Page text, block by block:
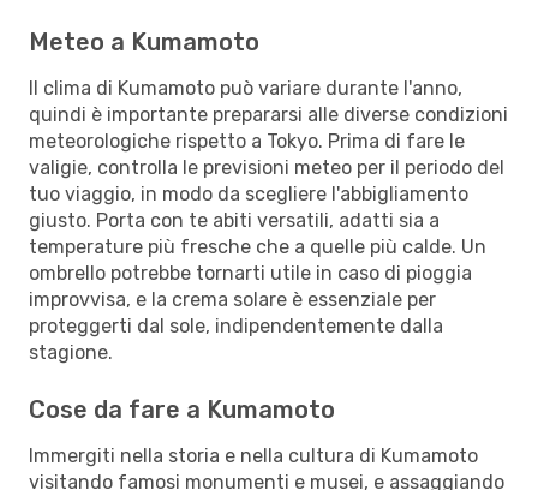
Meteo a Kumamoto
Il clima di Kumamoto può variare durante l'anno,
quindi è importante prepararsi alle diverse condizioni
meteorologiche rispetto a Tokyo. Prima di fare le
valigie, controlla le previsioni meteo per il periodo del
tuo viaggio, in modo da scegliere l'abbigliamento
giusto. Porta con te abiti versatili, adatti sia a
temperature più fresche che a quelle più calde. Un
ombrello potrebbe tornarti utile in caso di pioggia
improvvisa, e la crema solare è essenziale per
proteggerti dal sole, indipendentemente dalla
stagione.
Cose da fare a Kumamoto
Immergiti nella storia e nella cultura di Kumamoto
visitando famosi monumenti e musei, e assaggiando